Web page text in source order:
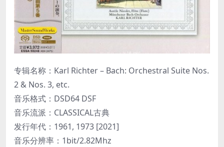
专辑名称：Karl Richter – Bach: Orchestral Suite Nos.
2 & Nos. 3, etc.
音乐格式：DSD64 DSF
音乐流派：CLASSICAL古典
发行年代：1961, 1973 [2021]
音乐分辨率：1bit/2.82Mhz